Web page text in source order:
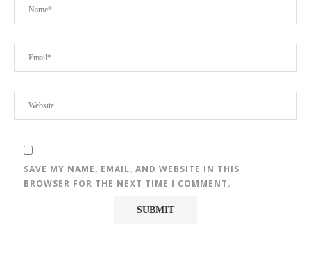
SAVE MY NAME, EMAIL, AND WEBSITE IN THIS
BROWSER FOR THE NEXT TIME I COMMENT.